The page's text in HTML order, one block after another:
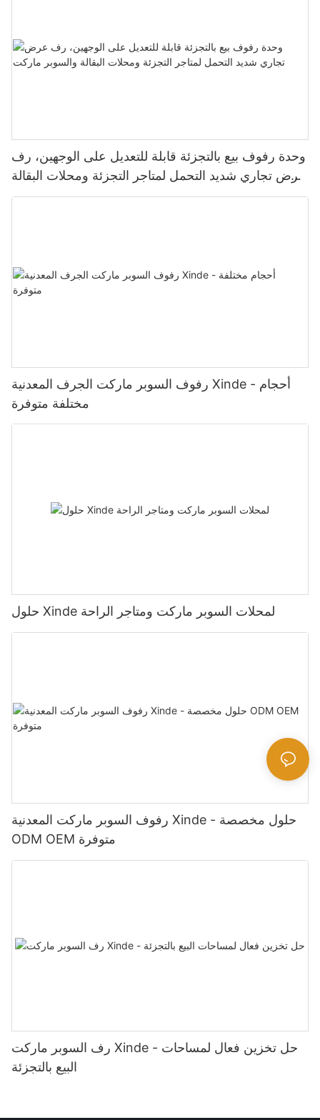
وحدة رفوف بيع بالتجزئة قابلة للتعديل على الوجهين، رف
عرض تجاري شديد التحمل لمتاجر التجزئة ومحلات البقالة
والسوبر ماركت
رفوف السوبر ماركت الجرف المعدنية Xinde - أحجام
مختلفة متوفرة
حلول Xinde لمحلات السوبر ماركت ومتاجر الراحة
رفوف السوبر ماركت المعدنية Xinde - حلول مخصصة
ODM OEM متوفرة
رف السوبر ماركت Xinde - حل تخزين فعال لمساحات
البيع بالتجزئة